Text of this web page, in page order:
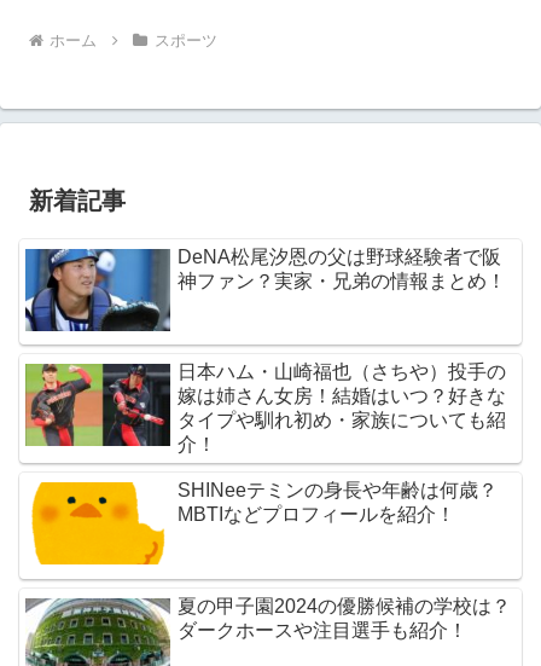
ホーム スポーツ
新着記事
DeNA松尾汐恩の父は野球経験者で阪
神ファン？実家・兄弟の情報まとめ！
日本ハム・山崎福也（さちや）投手の
嫁は姉さん女房！結婚はいつ？好きな
タイプや馴れ初め・家族についても紹
介！
SHINeeテミンの身長や年齢は何歳？
MBTIなどプロフィールを紹介！
夏の甲子園2024の優勝候補の学校は？
ダークホースや注目選手も紹介！